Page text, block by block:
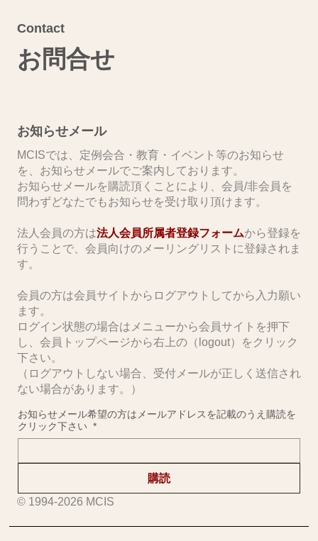
Contact
お問合せ
お知らせメール
MCISでは、定例会合・教育・イベント等のお知らせ
を、お知らせメールでご案内しております。
お知らせメールを購読頂くことにより、会員/非会員を
問わずどなたでもお知らせを受け取り頂けます。
​法人会員の方は法人会員所属者登録フォームから登録を
行うことで、会員向けのメーリングリストに登録されま
す。
会員の方は会員サイトからログアウトしてから入力願い
ます。
ログイン状態の場合はメニューから会員サイトを押下
し、会員トップページから右上の（logout）をクリック
下さい。
（ログアウトしない場合、受付メールが正しく送信され
ない場合があります。）
© 1994-2026 MCIS
お知らせメール希望の方はメールアドレスを記載のうえ購読を
クリック下さい *
購読